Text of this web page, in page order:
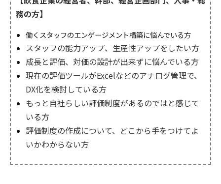
務の方】
働くスタッフのエンゲージメント構築に悩んでいる方
スタッフの能力アップ、生産性アップをしたい方
成長と評価、対価の設計が出来ずに悩んでいる方
現在の評価ツールがExcelなどのアナログ管理で、
DX化を検討している方
もっと自社らしい評価制度があるのではと感じて
いる方
評価制度の作成について、どこから手をつけてよ
いかわからない方